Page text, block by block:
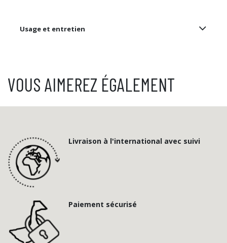
Usage et entretien
VOUS AIMEREZ ÉGALEMENT
Livraison à l'international avec suivi
Paiement sécurisé